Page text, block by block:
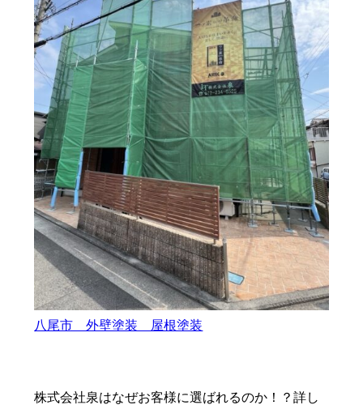
八尾市 外壁塗装 屋根塗装
株式会社泉はなぜお客様に選ばれるのか！？詳し